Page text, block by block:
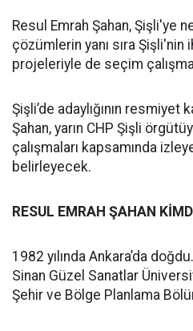
Resul Emrah Şahan, Şişli'ye
çözümlerin yanı sıra
projeleriyle de seçim
Şişli’de adaylığının resmiyet
Şahan, yarın CHP Şişli
çalışmaları kapsamında
belirleyecek.
RESUL EMRAH ŞAHAN
1982 yılında Ankara’da
Sinan Güzel Sanatlar
Şehir ve Bölge Planlama